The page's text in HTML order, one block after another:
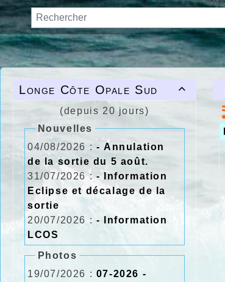

Longe Côte Opale Sud
(depuis 20 jours)
Nouvelles
04/08/2026 : - Annulation
de la sortie du 5 août.
31/07/2026 :- Information
Eclipse et décalage de la
sortie
20/07/2026 : - Information
LCOS
Photos
19/07/2026 : 07-2026 -